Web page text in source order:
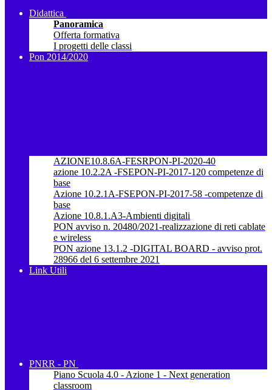
Didattica
Panoramica
Offerta formativa
I progetti delle classi
Pon 2014/2020
AZIONE10.8.6A-FESRPON-PI-2020-40
azione 10.2.2A -FSEPON-PI-2017-120 competenze di
base
Azione 10.2.1A-FSEPON-PI-2017-58 -competenze di
base
Azione 10.8.1.A3-Ambienti digitali
PON avviso n. 20480/2021-realizzazione di reti cablate
e wireless
PON azione 13.1.2 -DIGITAL BOARD - avviso prot.
28966 del 6 settembre 2021
Link Utili
PNRR - PN
Piano Scuola 4.0 - Azione 1 - Next generation
classroom